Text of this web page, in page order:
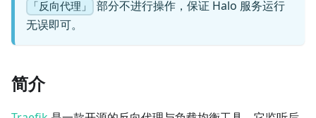
「反向代理」
部分不进行操作，保证 Halo 服务运行
无误即可。
简介